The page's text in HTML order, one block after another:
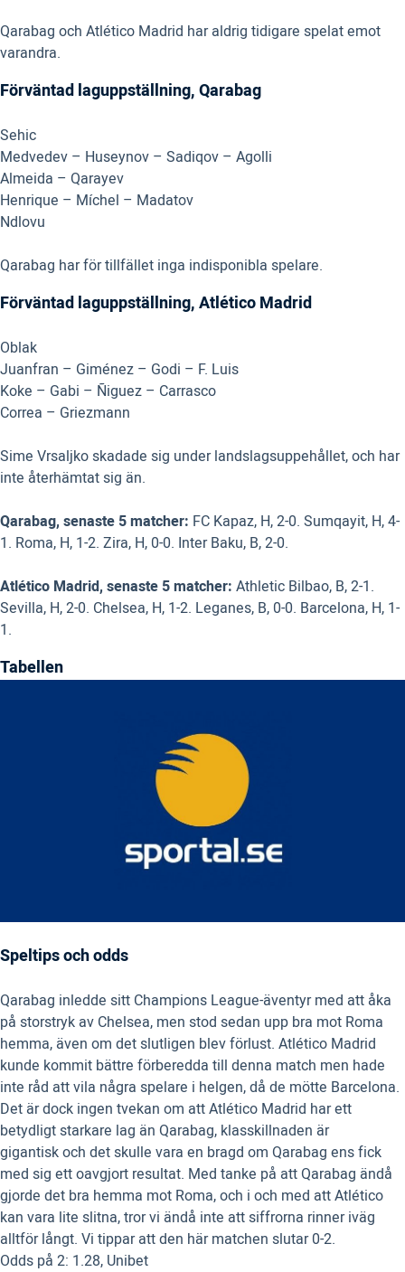
Qarabag och Atlético Madrid har aldrig tidigare spelat emot
varandra.
Förväntad laguppställning, Qarabag
Sehic
Medvedev – Huseynov – Sadiqov – Agolli
Almeida – Qarayev
Henrique – Míchel – Madatov
Ndlovu
Qarabag har för tillfället inga indisponibla spelare.
Förväntad laguppställning, Atlético Madrid
Oblak
Juanfran – Giménez – Godi – F. Luis
Koke – Gabi – Ñiguez – Carrasco
Correa – Griezmann
Sime Vrsaljko skadade sig under landslagsuppehållet, och har
inte återhämtat sig än.
Qarabag, senaste 5 matcher: FC Kapaz, H, 2-0. Sumqayit, H, 4-
1. Roma, H, 1-2. Zira, H, 0-0. Inter Baku, B, 2-0.
Atlético Madrid, senaste 5 matcher: Athletic Bilbao, B, 2-1.
Sevilla, H, 2-0. Chelsea, H, 1-2. Leganes, B, 0-0. Barcelona, H, 1-
1.
Tabellen
Speltips och odds
Qarabag inledde sitt Champions League-äventyr med att åka
på storstryk av Chelsea, men stod sedan upp bra mot Roma
hemma, även om det slutligen blev förlust. Atlético Madrid
kunde kommit bättre förberedda till denna match men hade
inte råd att vila några spelare i helgen, då de mötte Barcelona.
Det är dock ingen tvekan om att Atlético Madrid har ett
betydligt starkare lag än Qarabag, klasskillnaden är
gigantisk och det skulle vara en bragd om Qarabag ens fick
med sig ett oavgjort resultat. Med tanke på att Qarabag ändå
gjorde det bra hemma mot Roma, och i och med att Atlético
kan vara lite slitna, tror vi ändå inte att siffrorna rinner iväg
alltför långt. Vi tippar att den här matchen slutar 0-2.
Odds på 2: 1.28, Unibet